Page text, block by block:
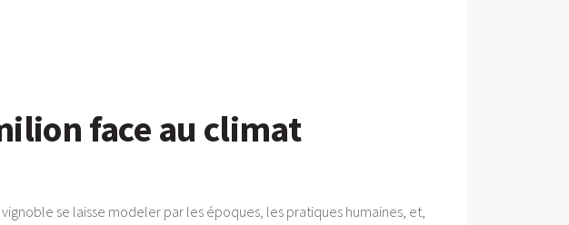
face au climat
se laisse modeler par les époques, les pratiques humaines, et,